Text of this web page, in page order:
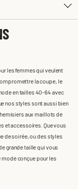
les femmes qui veulent
la coupe, le
en tailles 40-64 avec
nos styles sont aussi bien
aux maillots de
et accessoires. Que vous
de soirée, ou des styles
grande taille qui vous
mode conçue pour les